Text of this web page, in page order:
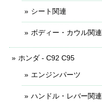
シート関連
ボディー・カウル関連
ホンダ - C92 C95
エンジンパーツ
ハンドル・レバー関連